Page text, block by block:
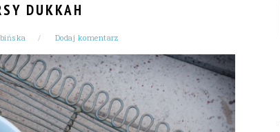
DUKKAH
Dodaj komentarz